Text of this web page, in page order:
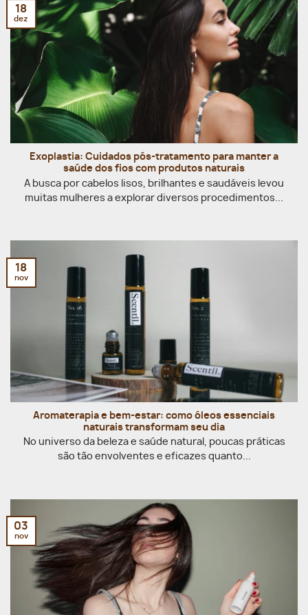
Exoplastia: Cuidados pós-tratamento para manter a
saúde dos fios com produtos naturais
A busca por cabelos lisos, brilhantes e saudáveis levou
muitas mulheres a explorar diversos procedimentos...
18
dez
Aromaterapia e bem-estar: como óleos essenciais
naturais transformam seu dia
No universo da beleza e saúde natural, poucas práticas
são tão envolventes e eficazes quanto...
18
nov
03
nov